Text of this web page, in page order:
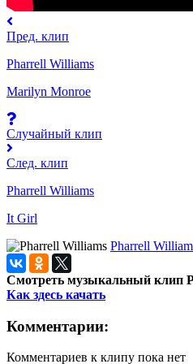
Пред. клип
Pharrell Williams
Marilyn Monroe
Случайный клип
След. клип
Pharrell Williams
It Girl
Pharrell
Смотреть музыкальный клип
Как здесь качать
Комментарии:
Комментариев к клипу пока нет